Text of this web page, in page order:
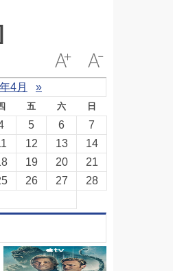
4月 »
五 六 日
5 6
7
12 13
14
19 20
21
26 27
28